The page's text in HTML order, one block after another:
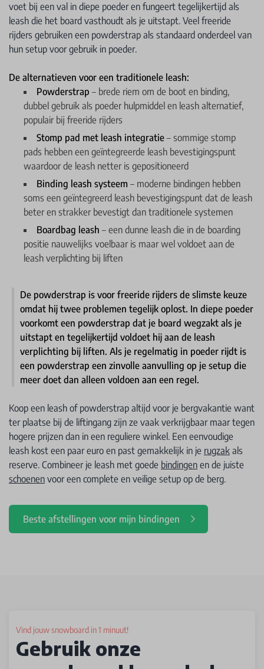
voet bij een val in diepe poeder en fungeert tegelijkertijd als
leash die het board vasthoudt als je uitstapt. Veel freeride
rijders gebruiken een powderstrap als standaard onderdeel van
hun setup voor gebruik in poeder.
De alternatieven voor een traditionele leash:
Powderstrap – brede riem om de boot en binding,
dubbel gebruik als poeder hulpmiddel en leash alternatief,
populair bij freeride rijders
Stomp pad met leash integratie – sommige stomp
pads hebben een geïntegreerde leash bevestigingspunt
waardoor de leash netter is gepositioneerd
Binding leash systeem – moderne bindingen hebben
soms een geïntegreerd leash bevestigingspunt dat de leash
beter en strakker bevestigt dan traditionele systemen
Boardbag leash – een dunne leash die in de boarding
positie nauwelijks voelbaar is maar wel voldoet aan de
leash verplichting bij liften
De powderstrap is voor freeride rijders de slimste keuze
omdat hij twee problemen tegelijk oplost. In diepe poeder
voorkomt een powderstrap dat je board wegzakt als je
uitstapt en tegelijkertijd voldoet hij aan de leash
verplichting bij liften. Als je regelmatig in poeder rijdt is
een powderstrap een zinvolle aanvulling op je setup die
meer doet dan alleen voldoen aan een regel.
Koop een leash of powderstrap altijd voor je bergvakantie want
ter plaatse bij de liftingang zijn ze vaak verkrijgbaar maar tegen
hogere prijzen dan in een reguliere winkel. Een eenvoudige
leash kost een paar euro en past gemakkelijk in je rugzak als
reserve. Combineer je leash met goede bindingen en de juiste
schoenen voor een complete en veilige setup op de berg.
Beste afstellingen voor mijn bindingen
Vind jouw snowboard in 1 minuut!
Gebruik onze